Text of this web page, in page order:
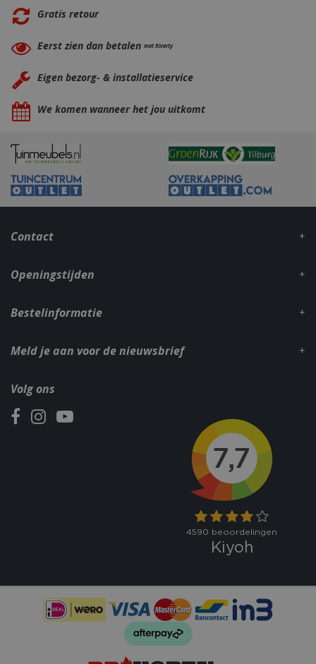
Gratis retour
Eerst zien dan betalen met Riverty
Eigen bezorg- & installatieservice
We komen wanneer het jou uitkomt
Contact
Volg ons
Openingstijden
Bestelinformatie
Meld je aan voor de nieuwsbrief